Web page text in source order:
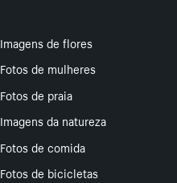
Imagens de flores
Fotos de mulheres
Fotos de praia
Imagens da natureza
Fotos de comida
Fotos de bicicletas